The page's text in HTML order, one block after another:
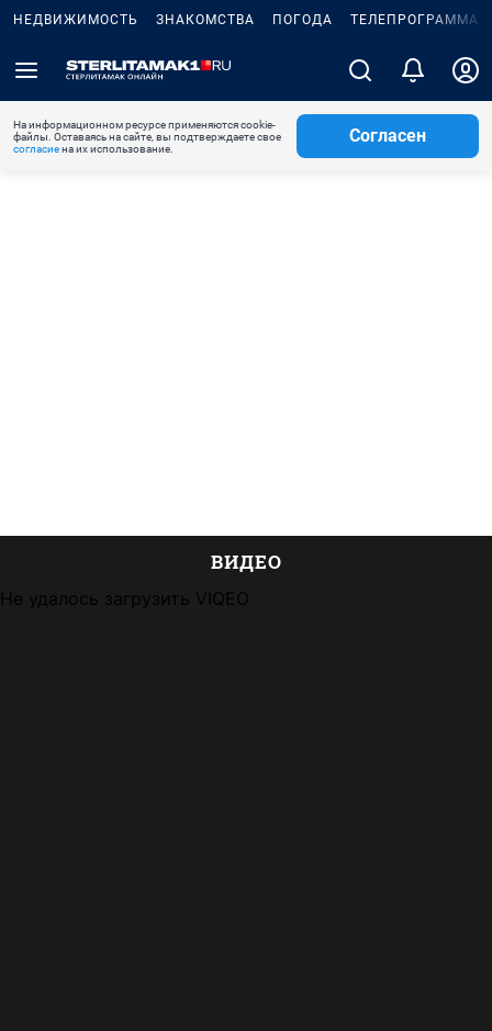
НЕДВИЖИМОСТЬ ЗНАКОМСТВА ПОГОДА ТЕЛЕПРОГРАММА
На информационном ресурсе применяются cookie-
файлы. Оставаясь на сайте, вы подтверждаете свое
согласиена их использование.
Согласен
ВИДЕО
Не удалось загрузить VIQEO